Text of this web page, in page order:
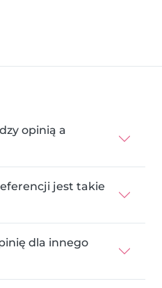
opinią a
jest takie
dla innego